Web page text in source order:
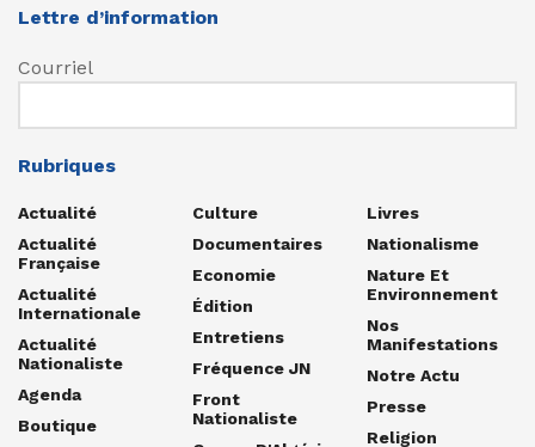
Lettre d’information
Courriel
Rubriques
Actualité
Actualité
Française
Actualité
Internationale
Actualité
Nationaliste
Agenda
Boutique
Culture
Documentaires
Economie
Édition
Entretiens
Fréquence JN
Front
Nationaliste
Livres
Nationalisme
Nature Et
Environnement
Nos
Manifestations
Notre Actu
Presse
Religion